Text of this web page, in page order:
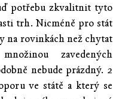
potřebu zkvalitnit tyto
trh. Nicméně pro stát
na rovinkách než chytat
zavedených
nebude prázdný. 2
ve státě a který se